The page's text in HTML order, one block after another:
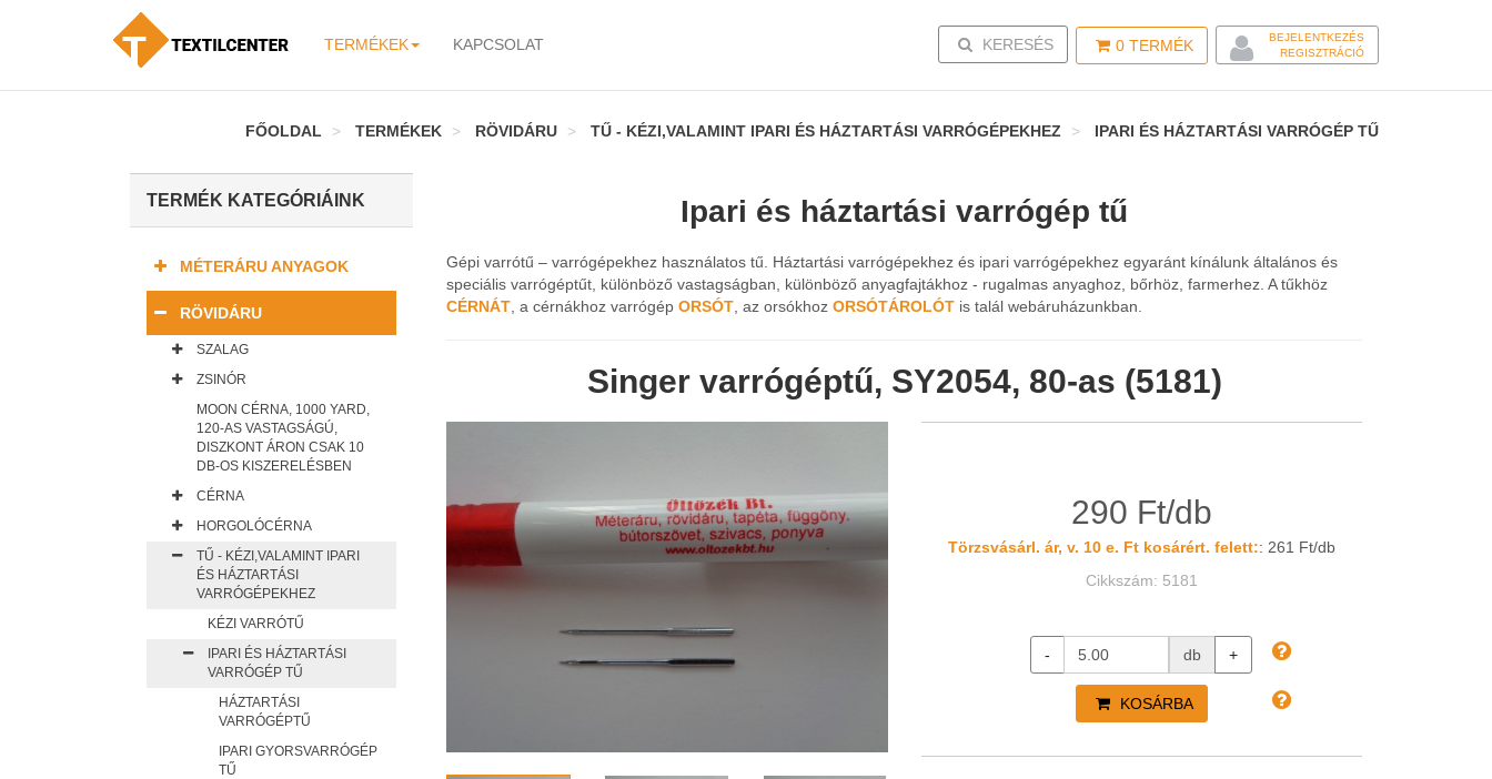
TERMÉKEK KAPCSOLAT 0 TERMÉK
BEJELENTKEZÉS
REGISZTRÁCIÓ
TOGGLE SEARCH
KERESÉS
FŐOLDAL TERMÉKEK RÖVIDÁRU TŰ - KÉZI,VALAMINT IPARI ÉS HÁZTARTÁSI VARRÓGÉPEKHEZ IPARI ÉS HÁZTARTÁSI VARRÓGÉP TŰ
Ipari és háztartási varrógép tű
Gépi varrótű – varrógépekhez használatos tű. Háztartási varrógépekhez és ipari varrógépekhez egyaránt kínálunk általános és
speciális varrógéptűt, különböző vastagságban, különböző anyagfajtákhoz - rugalmas anyaghoz, bőrhöz, farmerhez. A tűkhöz
CÉRNÁT , a cérnákhoz varrógép ORSÓT , az orsókhoz ORSÓTÁROLÓT is talál webáruházunkban.
Singer varrógéptű, SY2054, 80-as (5181)
290 Ft/db
Törzsvásárl. ár, v. 10 e. Ft kosárért. felett:: 261 Ft/db
Cikkszám: 5181
- db +
KOSÁRBA
TERMÉK KATEGÓRIÁINK
MÉTERÁRU ANYAGOK
RÖVIDÁRU
SZALAG
ZSINÓR
MOON CÉRNA, 1000 YARD,
120-AS VASTAGSÁGÚ,
DISZKONT ÁRON CSAK 10
DB-OS KISZERELÉSBEN
CÉRNA
HORGOLÓCÉRNA
TŰ - KÉZI,VALAMINT IPARI
ÉS HÁZTARTÁSI
VARRÓGÉPEKHEZ
KÉZI VARRÓTŰ
IPARI ÉS HÁZTARTÁSI
VARRÓGÉP TŰ
HÁZTARTÁSI
VARRÓGÉPTŰ
IPARI GYORSVARRÓGÉP
TŰ